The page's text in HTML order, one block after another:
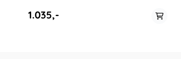
1.035,-